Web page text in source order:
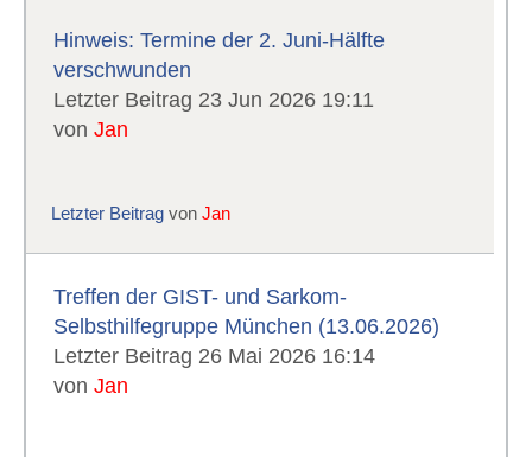
Hinweis: Termine der 2. Juni-Hälfte
verschwunden
Letzter Beitrag 23 Jun 2026 19:11
vonJan
Letzter Beitrag vonJan
Treffen der GIST- und Sarkom-
Selbsthilfegruppe München (13.06.2026)
Letzter Beitrag 26 Mai 2026 16:14
vonJan